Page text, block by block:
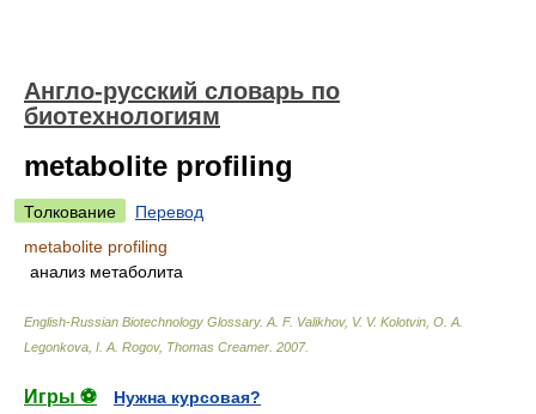
Англо-русский словарь по
биотехнологиям
metabolite profiling
Толкование
Перевод
metabolite profiling
анализ метаболита
English-Russian Biotechnology Glossary. A. F. Valikhov, V. V. Kolotvin, O. A.
Legonkova, I. A. Rogov, Thomas Creamer 2007.
Игры ⚽
Нужна курсовая?